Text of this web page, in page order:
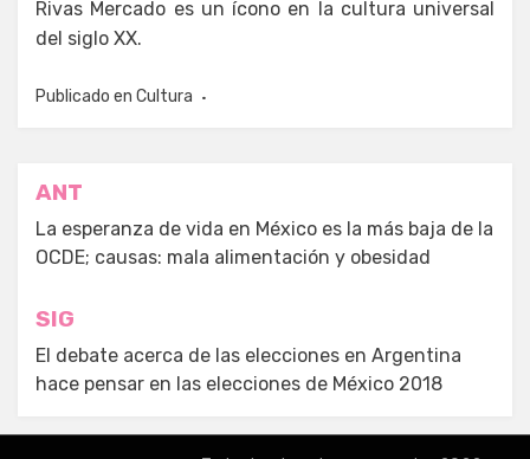
Rivas Mercado es un ícono en la cultura universal
del siglo XX.
Publicado en Cultura
Navegación
de
entradas
ANT
La esperanza de vida en México es la más baja de la
OCDE; causas: mala alimentación y obesidad
SIG
El debate acerca de las elecciones en Argentina
hace pensar en las elecciones de México 2018